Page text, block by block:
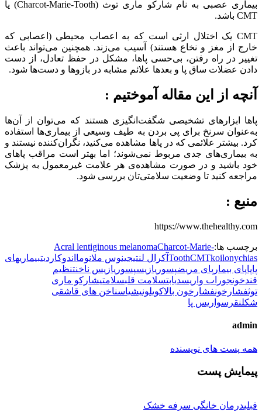
بیماری عصبی به نام شارکو ماری توث (Charcot-Marie-Tooth) یا
CMT باشد.
CMT یک اختلال ارثی است که به اعصاب محیطی (اعصابی که
خارج از مغز و نخاع هستند) آسیب می‌زند. همچنین می‌تواند باعث
تغییر در راه رفتن، بی‌حسی پاها، مشکل در حفظ تعادل، از دست
دادن عضلات ساق پا و بعدها علائم مشابه در بازوها و دست‌ها شود.
آنچه از این مقاله آموختیم :
پاها ابزارهای تشخیصی شگفت‌انگیزی هستند که می‌توان از آن‌ها
به‌عنوان سرنخ برای پی بردن به طیف وسیعی از بیماری‌ها استفاده
کرد. بیشتر علائمی که در پاها مشاهده می‌کنید، نگران‌کننده نیستند و
به بیماری‌های جدی مربوط نمی‌شوند؛ اما بهتر است مراقب پاهای
خود باشید و در صورت مشاهده‌ی هر علامت غیرمعمول به پزشک
مراجعه کنید تا وضعیت سلامتی‌تان بررسی شود.
منبع :
https://www.thehealthy.com
برچسب ها: Acral lentiginous melanomaCharcot-Marie-
ToothCMTkoilonychias آکرال لنتیجینوس ملانوما اندوکاردیتبیماریهای
پاپاپای بیمار پای مریضپسوریازیسپسوریازیس ناخنتنظیم
قندخونجوراب واریسدیابتسلامت قلبسلامتیشارکو ماری
توثفشارخونفشارخون بالاکویلونیشیاسناخن های قاشقی
شکلنقرسواریس پا
admin
همه پست های نویسنده
پیمایش پست
قبلیدرمان خانگی سرفه خشک